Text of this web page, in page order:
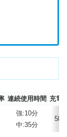
連続使用時間 充電
強:10分
中:35分
5時